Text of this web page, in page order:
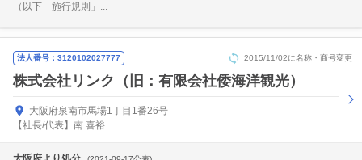
（以下「施行規則」...
法人番号：3120102027777 2015/11/02に名称・商号変更
株式会社リンク（旧：有限会社倭海洋観光）
大阪府泉南市馬場1丁目1番26号
【社長/代表】南 喜裕